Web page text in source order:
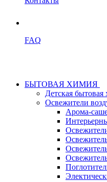
FAQ
БЫТОВАЯ ХИМИЯ
Детская бытовая
Освежители
Арома-